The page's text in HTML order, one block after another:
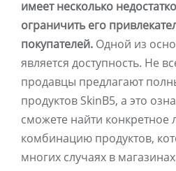
имеет несколько
ограничить его
покупателей. Одной из
является доступность. Не
продавцы предлагают
продуктов SkinB5, а это
сможете найти конкретное
комбинацию продуктов,
многих случаях в